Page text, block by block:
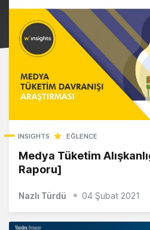
INSIGHTS EĞLENCE
Medya Tüketim
Raporu]
Nazlı Türdü 04 Şubat 2021